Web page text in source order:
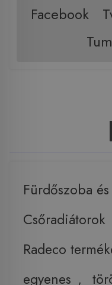
Facebook
Fürdőszoba
Csőradiátorok
Radeco
egyenes ,